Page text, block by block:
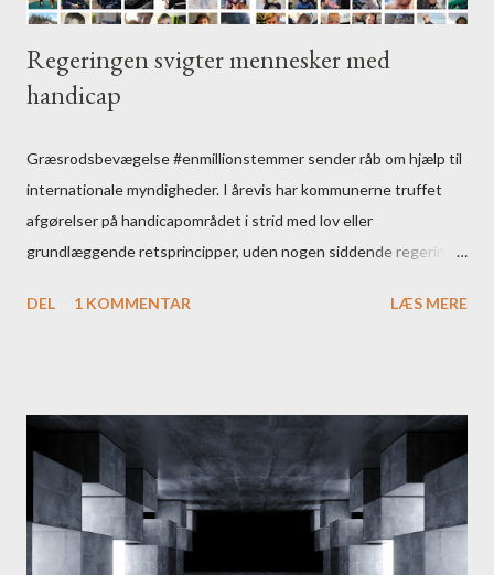
Regeringen svigter mennesker med
handicap
Græsrodsbevægelse #enmillionstemmer sender råb om hjælp til
internationale myndigheder. I årevis har kommunerne truffet
afgørelser på handicapområdet i strid med lov eller
grundlæggende retsprincipper, uden nogen siddende regering
DEL
1 KOMMENTAR LÆS MERE